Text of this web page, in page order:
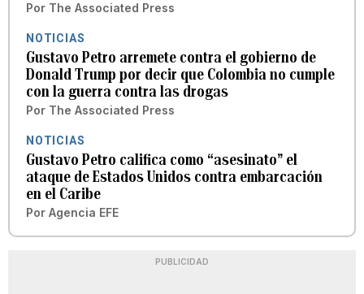
Por The Associated Press
NOTICIAS
Gustavo Petro arremete contra el gobierno de
Donald Trump por decir que Colombia no cumple
con la guerra contra las drogas
Por The Associated Press
NOTICIAS
Gustavo Petro califica como “asesinato” el
ataque de Estados Unidos contra embarcación
en el Caribe
Por Agencia EFE
PUBLICIDAD